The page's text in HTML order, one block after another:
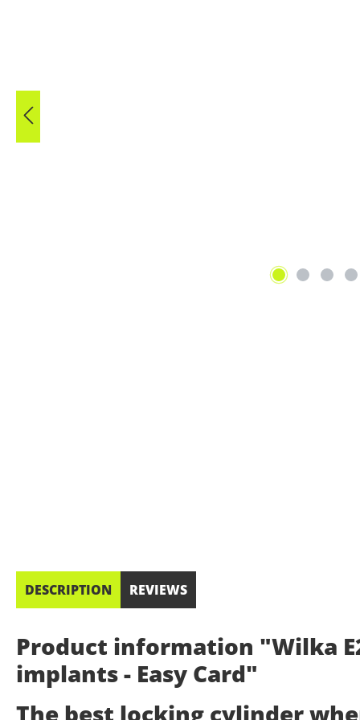
DESCRIPTION REVIEWS
Product information "Wilka
implants - Easy Card"
The best locking cylinder